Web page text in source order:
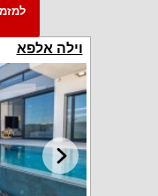
וילה אלפא